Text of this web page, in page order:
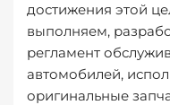
достижения этой
выполняем,
регламент
автомобилей,
оригинальные